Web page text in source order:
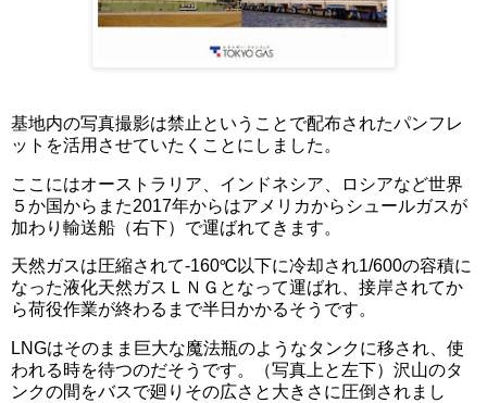
基地内の写真撮影は禁止ということで配布されたパンフレ
ットを活用させていたくことにしました。
ここにはオーストラリア、インドネシア、ロシアなど世界
５か国からまた2017年からはアメリカからシュールガスが
加わり輸送船（右下）で運ばれてきます。
天然ガスは圧縮されて-160℃以下に冷却され1/600の容積に
なった液化天然ガスＬＮＧとなって運ばれ、接岸されてか
ら荷役作業が終わるまで半日かかるそうです。
LNGはそのまま巨大な魔法瓶のようなタンクに移され、使
われる時を待つのだそうです。（写真上と左下）沢山のタ
ンクの間をバスで廻りその広さと大きさに圧倒されまし